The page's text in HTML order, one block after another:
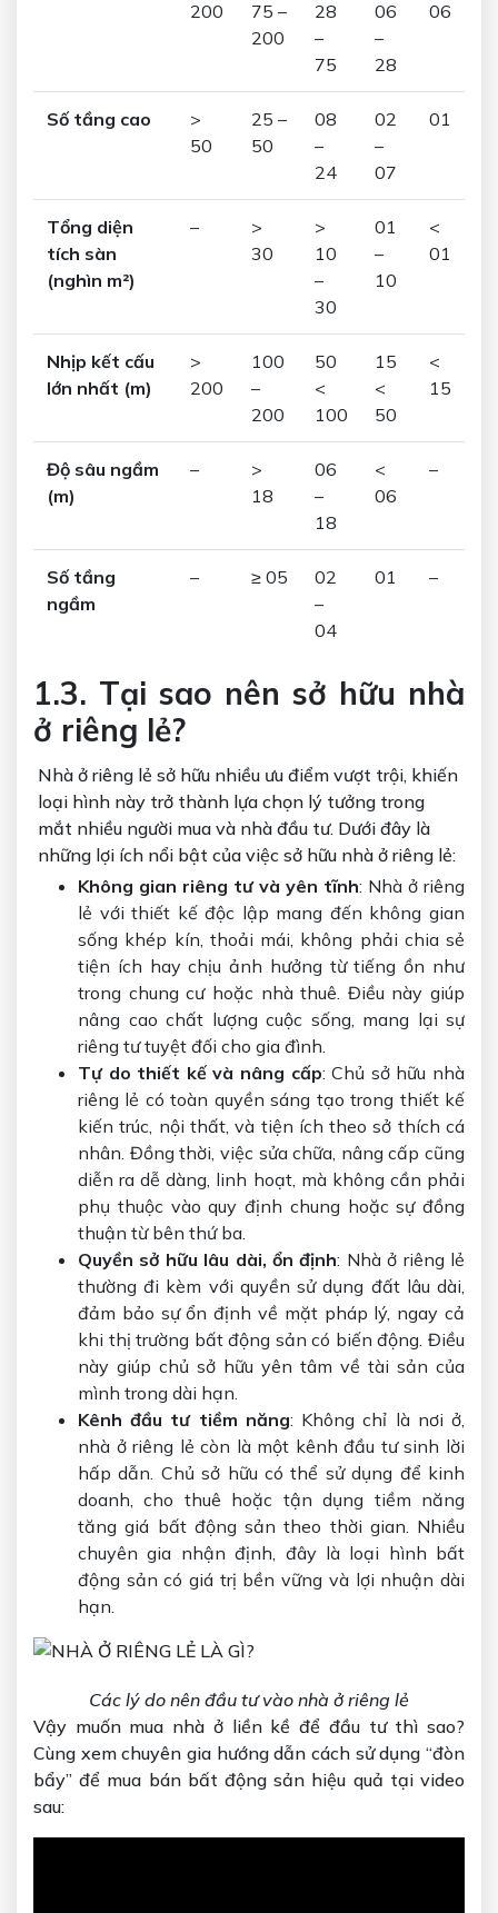
200
75 –
200
28
–
75
06
–
28
06
Số tầng cao
>
50
25 –
50
08
–
24
02
–
07
01
Tổng diện
tích sàn
(nghìn m²)
–
>
30
>
10
–
30
01
–
10
<
01
Nhịp kết cấu
lớn nhất (m)
>
200
100
–
200
50
<
100
15
<
50
<
15
Độ sâu ngầm
(m)
–
>
18
06
–
18
<
06
–
Số tầng
ngầm
– ≥ 05
02
–
04
01 –
1.3. Tại sao nên sở hữu nhà
ở riêng lẻ?
Nhà ở riêng lẻ sở hữu nhiều ưu điểm vượt trội, khiến
loại hình này trở thành lựa chọn lý tưởng trong
mắt nhiều người mua và nhà đầu tư. Dưới đây là
những lợi ích nổi bật của việc sở hữu nhà ở riêng lẻ:
Không gian riêng tư và yên tĩnh: Nhà ở riêng
lẻ với thiết kế độc lập mang đến không gian
sống khép kín, thoải mái, không phải chia sẻ
tiện ích hay chịu ảnh hưởng từ tiếng ồn như
trong chung cư hoặc nhà thuê. Điều này giúp
nâng cao chất lượng cuộc sống, mang lại sự
riêng tư tuyệt đối cho gia đình.
Tự do thiết kế và nâng cấp: Chủ sở hữu nhà
riêng lẻ có toàn quyền sáng tạo trong thiết kế
kiến trúc, nội thất, và tiện ích theo sở thích cá
nhân. Đồng thời, việc sửa chữa, nâng cấp cũng
diễn ra dễ dàng, linh hoạt, mà không cần phải
phụ thuộc vào quy định chung hoặc sự đồng
thuận từ bên thứ ba.
Quyền sở hữu lâu dài, ổn định: Nhà ở riêng lẻ
thường đi kèm với quyền sử dụng đất lâu dài,
đảm bảo sự ổn định về mặt pháp lý, ngay cả
khi thị trường bất động sản có biến động. Điều
này giúp chủ sở hữu yên tâm về tài sản của
mình trong dài hạn.
Kênh đầu tư tiềm năng: Không chỉ là nơi ở,
nhà ở riêng lẻ còn là một kênh đầu tư sinh lời
hấp dẫn. Chủ sở hữu có thể sử dụng để kinh
doanh, cho thuê hoặc tận dụng tiềm năng
tăng giá bất động sản theo thời gian. Nhiều
chuyên gia nhận định, đây là loại hình bất
động sản có giá trị bền vững và lợi nhuận dài
hạn.
Các lý do nên đầu tư vào nhà ở riêng lẻ
Vậy muốn mua nhà ở liền kề để đầu tư thì sao?
Cùng xem chuyên gia hướng dẫn cách sử dụng “đòn
bẩy” để mua bán bất động sản hiệu quả tại video
sau: